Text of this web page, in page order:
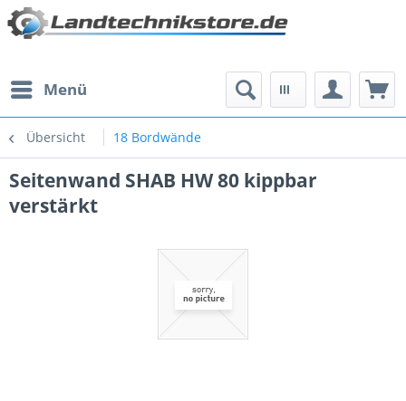
Menü
Übersicht 18 Bordwände
Seitenwand SHAB HW 80 kippbar
verstärkt